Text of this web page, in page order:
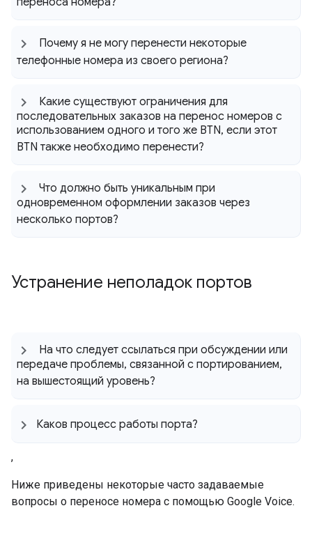
Почему я не могу перенести некоторые
телефонные номера из своего региона?
Какие существуют ограничения для
последовательных заказов на перенос номеров с
использованием одного и того же BTN, если этот
BTN также необходимо перенести?
Что должно быть уникальным при
одновременном оформлении заказов через
несколько портов?
Устранение неполадок портов
На что следует ссылаться при обсуждении или
передаче проблемы, связанной с портированием,
на вышестоящий уровень?
Каков процесс работы порта?
,
Ниже приведены некоторые часто задаваемые
вопросы о переносе номера с помощью Google Voice.